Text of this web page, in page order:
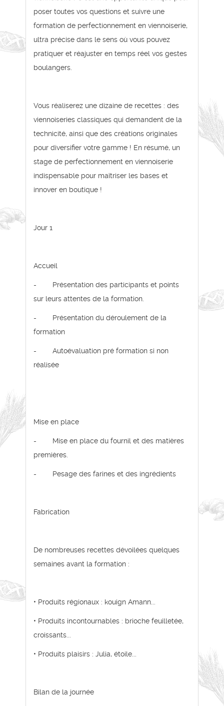
poser toutes vos questions et suivre une
formation de perfectionnement en viennoiserie,
ultra précise dans le sens où vous pouvez
pratiquer et réajuster en temps réel vos gestes
boulangers.
Vous réaliserez une dizaine de recettes : des
viennoiseries classiques qui demandent de la
technicité, ainsi que des créations originales
pour diversifier votre gamme ! En résumé, un
stage de perfectionnement en viennoiserie
indispensable pour maîtriser les bases et
innover en boutique !
Jour 1
Accueil
- Présentation des participants et points
sur leurs attentes de la formation.
- Présentation du déroulement de la
formation
- Autoévaluation pré formation si non
réalisée
Mise en place
- Mise en place du fournil et des matières
premières.
- Pesage des farines et des ingrédients
Fabrication
De nombreuses recettes dévoilées quelques
semaines avant la formation :
• Produits régionaux : kouign Amann...
• Produits incontournables : brioche feuilletée,
croissants...
• Produits plaisirs : Julia, étoile...
Bilan de la journée